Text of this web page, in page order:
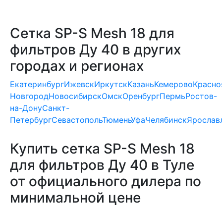
Сетка SP-S Mesh 18 для
фильтров Ду 40 в других
городах и регионах
ЕкатеринбургИжевскИркутскКазаньКемерово
НовгородНовосибирскОмскОренбургПермьРостов-
на-ДонуСанкт-
ПетербургСевастопольТюменьУфаЧелябинск
Купить сетка SP-S Mesh 18
для фильтров Ду 40 в Туле
от официального дилера по
минимальной цене